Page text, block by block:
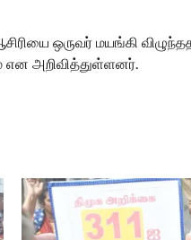
ஒருவர் மயங்கி
என அறிவித்துள்ளனர்.